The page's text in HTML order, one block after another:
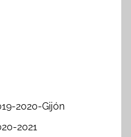
2020-Gijón
2021